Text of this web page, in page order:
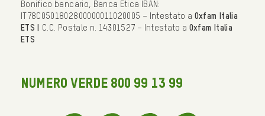
Bonifico bancario, Banca Etica IBAN:
IT78C0501802800000011020005 – Intestato a Oxfam Italia
ETS | C.C. Postale n. 14301527 – Intestato a Oxfam Italia
ETS
NUMERO VERDE 800 99 13 99